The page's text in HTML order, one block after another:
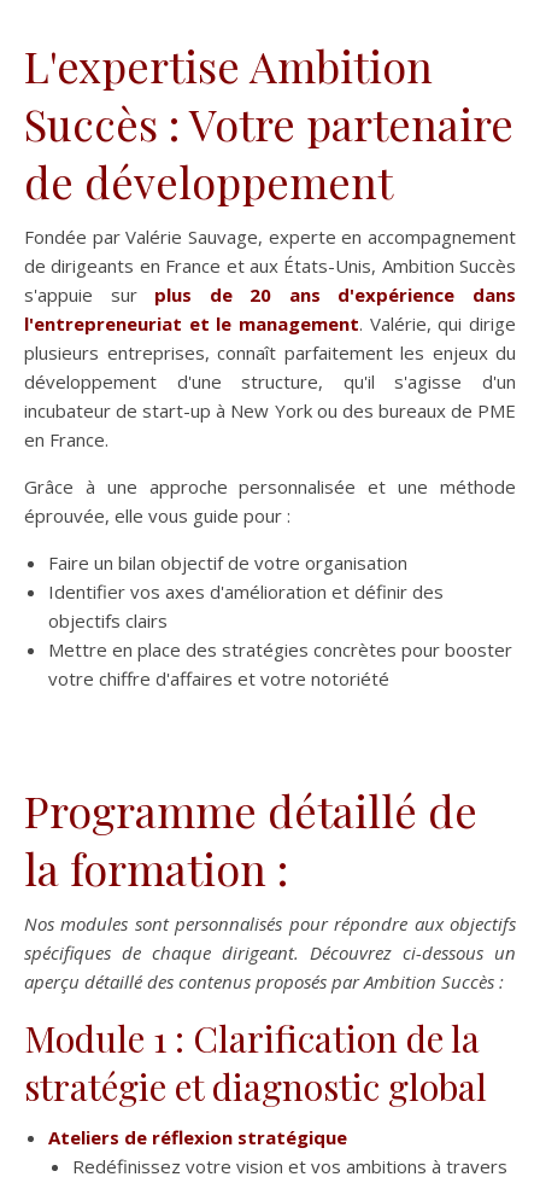
L'expertise Ambition
Succès : Votre partenaire
de développement
Fondée par Valérie Sauvage, experte en accompagnement
de dirigeants en France et aux États-Unis, Ambition Succès
s'appuie sur plus de 20 ans d'expérience dans
l'entrepreneuriat et le management. Valérie, qui dirige
plusieurs entreprises, connaît parfaitement les enjeux du
développement d'une structure, qu'il s'agisse d'un
incubateur de start-up à New York ou des bureaux de PME
en France.
Grâce à une approche personnalisée et une méthode
éprouvée, elle vous guide pour :
Faire un bilan objectif de votre organisation
Identifier vos axes d'amélioration et définir des
objectifs clairs
Mettre en place des stratégies concrètes pour booster
votre chiffre d'affaires et votre notoriété
Programme détaillé de
la formation :
Nos modules sont personnalisés pour répondre aux objectifs
spécifiques de chaque dirigeant. Découvrez ci-dessous un
aperçu détaillé des contenus proposés par Ambition Succès :
Module 1 : Clarification de la
stratégie et diagnostic global
Ateliers de réflexion stratégique
Redéfinissez votre vision et vos ambitions à travers